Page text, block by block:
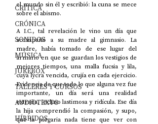
CRÍTICA
CRÓNICA
SONIDOS
MÚSICA
JUKEBOX
TALLERES Y CURSOS
AUDIOTEXTO
HÍBRIDOS
el mundo sin él y escribió: la cuna se mece
sobre el abismo.
A I.C., tal revelación le vino un día que
acompañó a su madre al gimnasio. La
madre, había tomado de ese lugar del
armario en que se guardan los vestigios de
mejores tiempos, una malla fucsia y lila,
cuya lycra vencida, crujía en cada ejercicio.
Evidencia de que todo lo que alguna vez fue
importante, un día será una realidad
extraña, incluso lastimosa y ridícula. Ese día
la hija comprendió la compasión, y supo,
que la plegaria nada tiene que ver con